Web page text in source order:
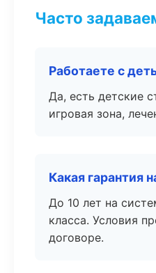
Часто
Работаете с
Да, есть детские
игровая зона,
Какая гарантия
До 10 лет на
класса. Условия
договоре.